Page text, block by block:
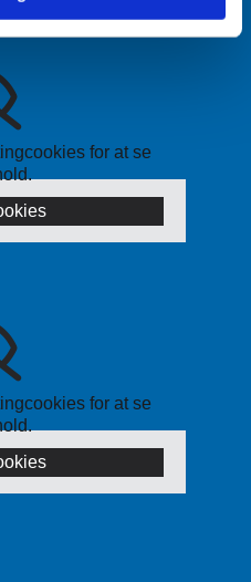
for at se
for at se